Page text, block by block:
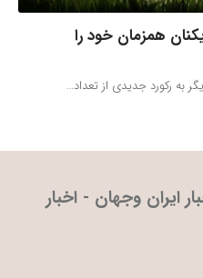
همزمان خود را
به رکورد جدیدی از تعداد…
ایران وجهان - اخبار